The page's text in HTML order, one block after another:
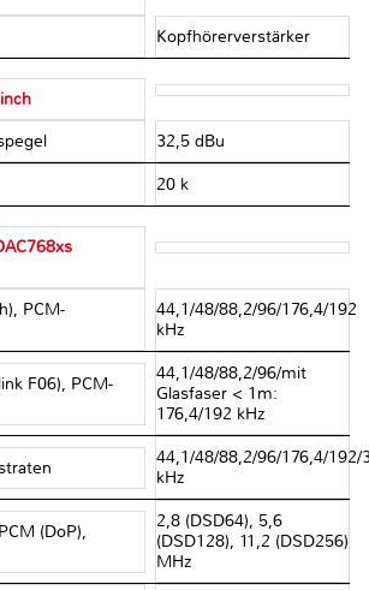
Kopfhörerverstärker
32,5 dBu
20 kΩ
PCM-
44,1/48/88,2/96/176,4/192
kHz
F06), PCM-
44,1/48/88,2/96/mit
Glasfaser < 1m:
176,4/192 kHz
44,1/48/88,2/96/176,4/192/
kHz
(DoP),
2,8 (DSD64), 5,6
(DSD128), 11,2 (DSD256)
MHz